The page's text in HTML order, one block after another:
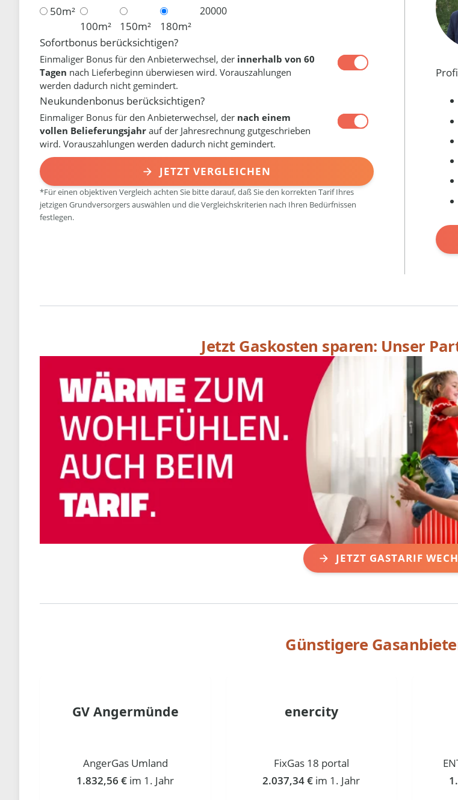
50m²
100m²
150m² 180m²
Sofortbonus berücksichtigen?
Einmaliger Bonus für den Anbieterwechsel, der innerhalb von 60
Tagen nach Lieferbeginn überwiesen wird. Vorauszahlungen
werden dadurch nicht gemindert.
Neukundenbonus berücksichtigen?
Einmaliger Bonus für den Anbieterwechsel, der nach einem
vollen Belieferungsjahr auf der Jahresrechnung gutgeschrieben
wird. Vorauszahlungen werden dadurch nicht gemindert.
JETZT VERGLEICHEN
*Für einen objektiven Vergleich achten Sie bitte darauf, daß Sie den korrekten Tarif Ihres
jetzigen Grundversorgers auswählen und die Vergleichskriterien nach Ihren Bedürfnissen
festlegen.
Jetzt Gaskosten sparen: Unser
JETZT GASTARIF
Günstigere
GV Angermünde
AngerGas Umland
1.832,56 € im 1. Jahr
enercity
FixGas 18 portal
2.037,34 € im 1. Jahr